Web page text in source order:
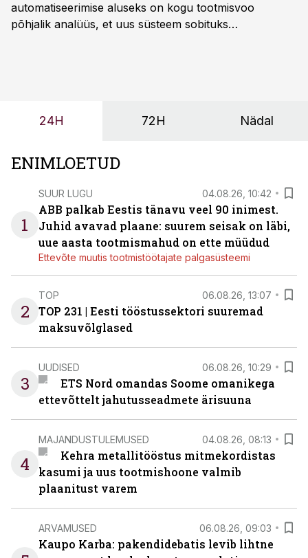
automatiseerimise aluseks on kogu tootmisvoo
põhjalik analüüs, et uus süsteem sobituks
OÜ tegevjuht Sander Mitendorf.
24H 72H Nädal
ENIMLOETUD
1
SUUR LUGU 04.08.26, 10:42
ABB palkab Eestis tänavu veel 90 inimest.
Juhid avavad plaane: suurem seisak on läbi,
uue aasta tootmismahud on ette müüdud
Ettevõte muutis tootmistöötajate palgasüsteemi
2
TOP 06.08.26, 13:07
TOP 231 | Eesti tööstussektori suuremad
maksuvõlglased
3
UUDISED 06.08.26, 10:29
ETS Nord omandas Soome omanikega
ettevõttelt jahutusseadmete ärisuuna
4
MAJANDUSTULEMUSED 04.08.26, 08:13
Kehra metallitööstus mitmekordistas
kasumi ja uus tootmishoone valmib
plaanitust varem
ARVAMUSED 06.08.26, 09:03
Kaupo Karba: pakendidebatis levib lihtne